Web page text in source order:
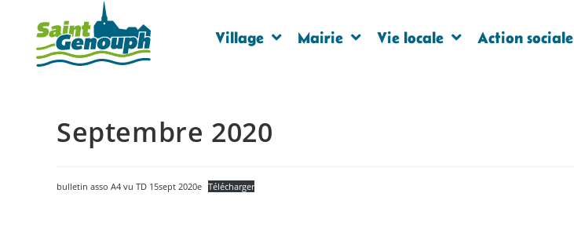
Village Mairie Vie locale Action sociale
Septembre 2020
bulletin asso A4 vu TD 15sept 2020e Télécharger